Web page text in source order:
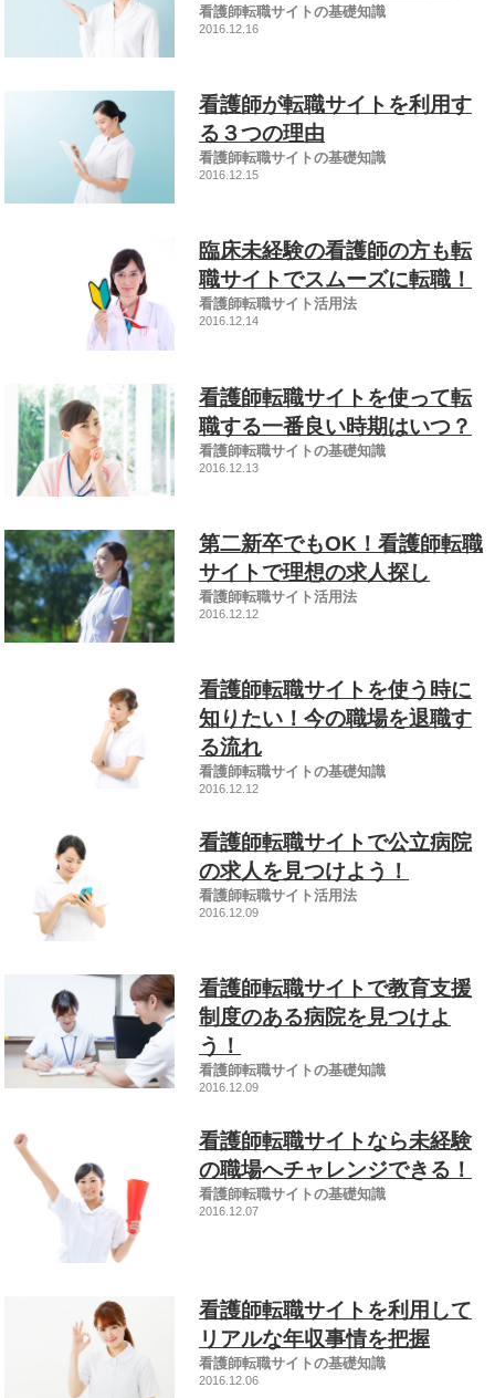
看護師転職サイトの基礎知識
2016.12.16
看護師が転職サイトを利用す
る３つの理由
看護師転職サイトの基礎知識
2016.12.15
臨床未経験の看護師の方も転
職サイトでスムーズに転職！
看護師転職サイト活用法
2016.12.14
看護師転職サイトを使って転
職する一番良い時期はいつ？
看護師転職サイトの基礎知識
2016.12.13
第二新卒でもOK！看護師転職
サイトで理想の求人探し
看護師転職サイト活用法
2016.12.12
看護師転職サイトを使う時に
知りたい！今の職場を退職す
る流れ
看護師転職サイトの基礎知識
2016.12.12
看護師転職サイトで公立病院
の求人を見つけよう！
看護師転職サイト活用法
2016.12.09
看護師転職サイトで教育支援
制度のある病院を見つけよ
う！
看護師転職サイトの基礎知識
2016.12.09
看護師転職サイトなら未経験
の職場へチャレンジできる！
看護師転職サイトの基礎知識
2016.12.07
看護師転職サイトを利用して
リアルな年収事情を把握
看護師転職サイトの基礎知識
2016.12.06